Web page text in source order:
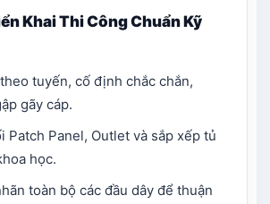
Khai Thi Công Chuẩn Kỹ
tuyến, cố định chắc chắn,
gãy cáp.
Patch Panel, Outlet và sắp xếp tủ
học.
toàn bộ các đầu dây để thuận